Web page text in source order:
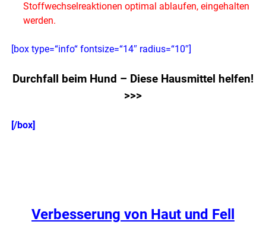
Stoffwechselreaktionen optimal ablaufen, eingehalten
werden.
[box type=“info“ fontsize=“14″ radius=“10″]
Durchfall beim Hund – Diese Hausmittel helfen!
>>>
[/box]
Verbesserung von Haut und Fell